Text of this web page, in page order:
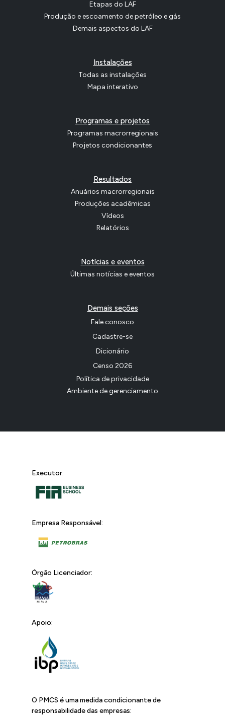
Etapas do LAF
Produção e escoamento de petróleo e gás
Demais aspectos do LAF
Instalações
Todas as instalações
Mapa interativo
Programas e projetos
Programas macrorregionais
Projetos condicionantes
Resultados
Anuários macrorregionais
Produções acadêmicas
Vídeos
Relatórios
Notícias e eventos
Últimas notícias e eventos
Demais seções
Fale conosco
Cadastre-se
Dicionário
Censo 2026
Política de privacidade
Ambiente de gerenciamento
Executor:
Empresa Responsável:
Órgão Licenciador:
Apoio:
O PMCS é uma medida condicionante de
responsabilidade das empresas: